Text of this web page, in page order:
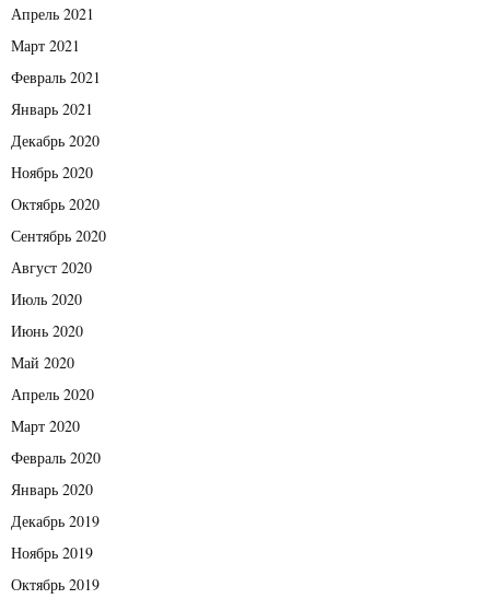
Апрель 2021
Март 2021
Февраль 2021
Январь 2021
Декабрь 2020
Ноябрь 2020
Октябрь 2020
Сентябрь 2020
Август 2020
Июль 2020
Июнь 2020
Май 2020
Апрель 2020
Март 2020
Февраль 2020
Январь 2020
Декабрь 2019
Ноябрь 2019
Октябрь 2019